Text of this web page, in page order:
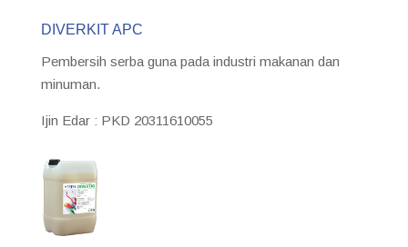
DIVERKIT APC
Pembersih serba guna pada industri makanan dan
minuman.
Ijin Edar : PKD 20311610055